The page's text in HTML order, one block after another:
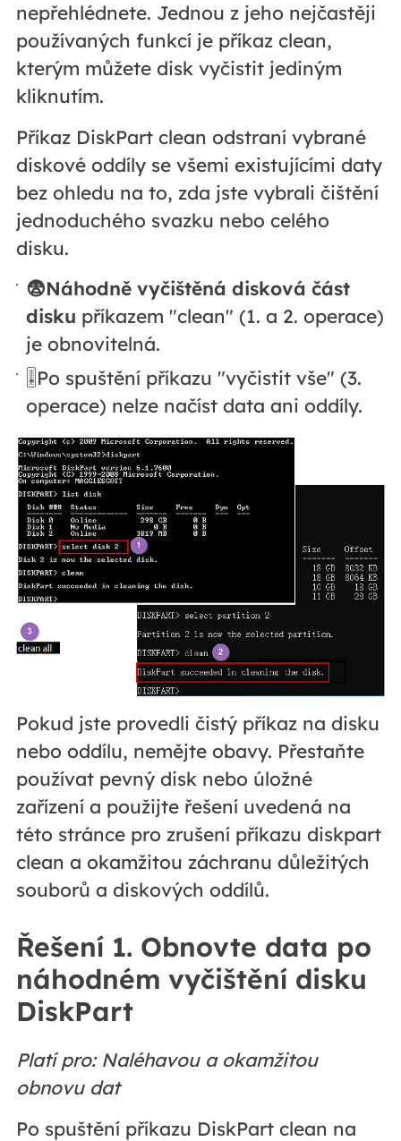
nepřehlédnete. Jednou z jeho nejčastěji
používaných funkcí je příkaz clean,
kterým můžete disk vyčistit jediným
kliknutím.
Příkaz DiskPart clean odstraní vybrané
diskové oddíly se všemi existujícími daty
bez ohledu na to, zda jste vybrali čištění
jednoduchého svazku nebo celého
disku.
😨Náhodně vyčištěná disková část
disku příkazem "clean" (1. a 2. operace)
je obnovitelná.
🎚️Po spuštění příkazu "vyčistit vše" (3.
operace) nelze načíst data ani oddíly.
Pokud jste provedli čistý příkaz na disku
nebo oddílu, nemějte obavy. Přestaňte
používat pevný disk nebo úložné
zařízení a použijte řešení uvedená na
této stránce pro zrušení příkazu diskpart
clean a okamžitou záchranu důležitých
souborů a diskových oddílů.
Řešení 1. Obnovte data po
náhodném vyčištění disku
DiskPart
Platí pro: Naléhavou a okamžitou
obnovu dat
Po spuštění příkazu DiskPart clean na